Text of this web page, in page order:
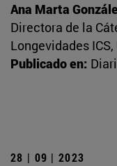
Ana Marta
Directora de la
Longevidades
Publicado en:
28 | 09 | 2023